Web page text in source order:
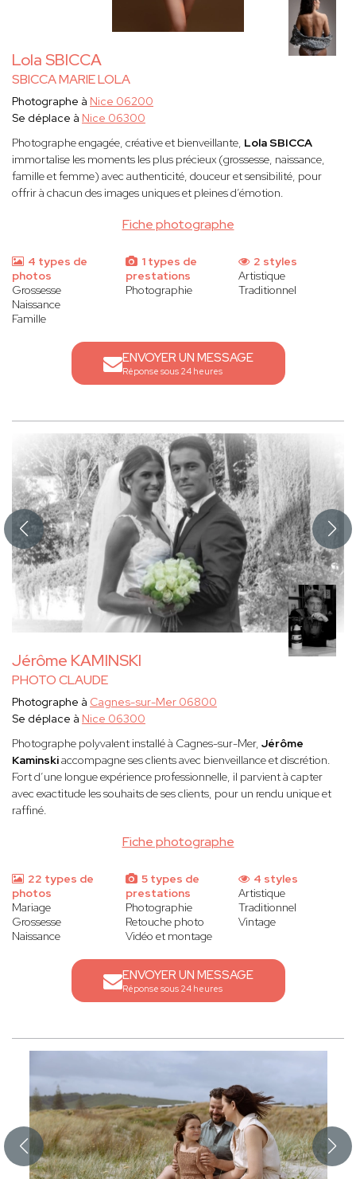
Lola SBICCA
SBICCA MARIE LOLA
Fiche photographe
Photographe à Nice 06200
Se déplace à Nice 06300
Photographe engagée, créative et bienveillante, Lola SBICCA
immortalise les moments les plus précieux (grossesse, naissance,
famille et femme) avec authenticité, douceur et sensibilité, pour
offrir à chacun des images uniques et pleines d’émotion.
4 types de
photos
Grossesse
Naissance
Famille
1 types de
prestations
Photographie
2 styles
Artistique
Traditionnel
ENVOYER UN MESSAGE
Réponse sous 24 heures
Jérôme KAMINSKI
PHOTO CLAUDE
Fiche photographe
Photographe à Cagnes-sur-Mer 06800
Se déplace à Nice 06300
Photographe polyvalent installé à Cagnes-sur-Mer, Jérôme
Kaminskiaccompagne ses clients avec bienveillance et discrétion.
Fort d’une longue expérience professionnelle, il parvient à capter
avec exactitude les souhaits de ses clients, pour un rendu unique et
raffiné.
22 types de
photos
Mariage
Grossesse
Naissance
5 types de
prestations
Photographie
Retouche photo
Vidéo et montage
4 styles
Artistique
Traditionnel
Vintage
ENVOYER UN MESSAGE
Réponse sous 24 heures